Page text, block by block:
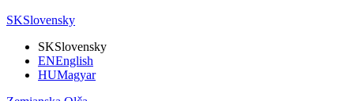
SKSlovensky
SKSlovensky
ENEnglish
HUMagyar